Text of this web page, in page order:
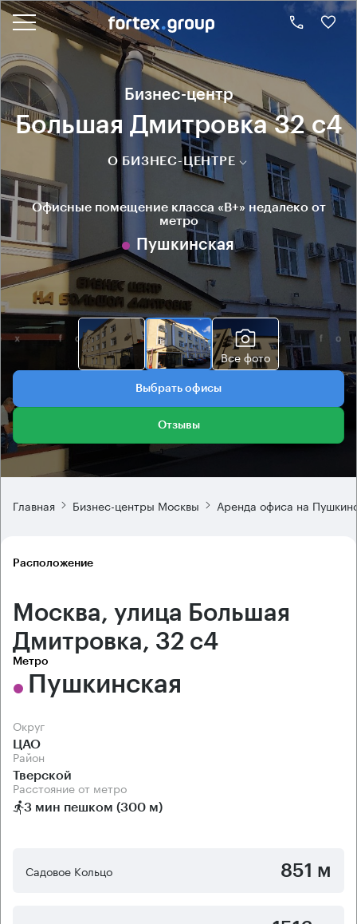
Бизнес-центр
Большая Дмитровка 32 с4
О БИЗНЕС-ЦЕНТРЕ
Офисные помещение класса «B+» недалеко от
метро
Пушкинская
Все фото
Выбрать офисы
Отзывы
Главная Бизнес-центры Москвы Аренда офиса на
Расположение
Москва, улица Большая
Дмитровка, 32 с4
Метро
Пушкинская
Округ
ЦАО
Район
Тверской
Расстояние от метро
3 мин пешком (300 м)
Садовое Кольцо 851 м